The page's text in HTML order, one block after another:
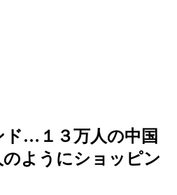
ド…１３万人の中国
のようにショッピン